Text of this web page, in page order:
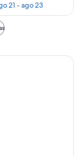
21 - ago 23
moderno con una